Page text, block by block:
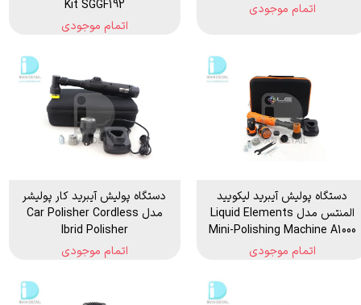
اتمام موجودی
Kit SGGF192
اتمام موجودی
دستگاه پولیش آیبرید لیکویید
المنتس مدل Liquid Elements
Mini-Polishing Machine A1000
اتمام موجودی
دستگاه پولیش آیبرید کار پولیشر
مدل Car Polisher Cordless
Ibrid Polisher
اتمام موجودی